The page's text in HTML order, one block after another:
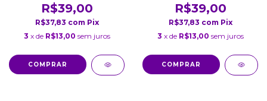
R$39,00
R$37,83 com Pix
3 x de R$13,00 sem juros
R$39,00
R$37,83 com Pix
3 x de R$13,00 sem juros